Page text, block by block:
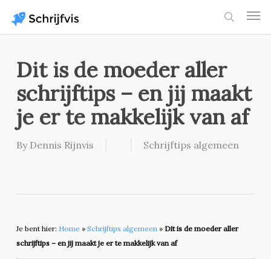
main
Dit is de moeder aller
schrijftips – en jij maakt
je er te makkelijk van af
By Dennis Rijnvis Schrijftips algemeen
Je bent hier: Home» Schrijftips algemeen» Dit is de moeder aller
schrijftips – en jij maakt je er te makkelijk van af